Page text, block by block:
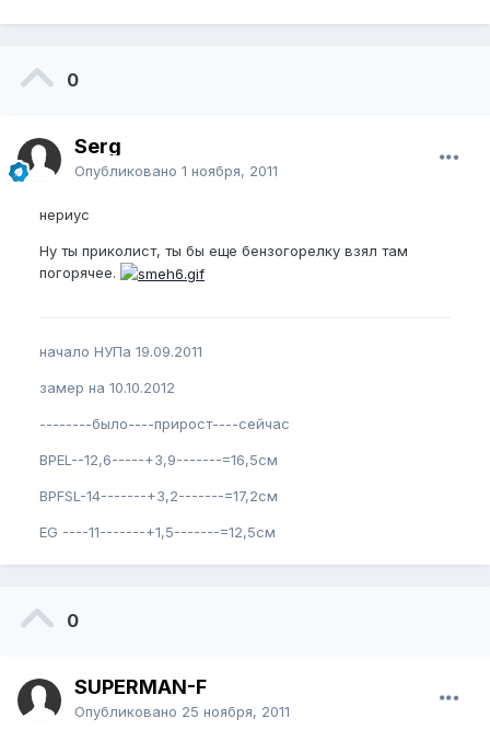
0
Serg
Опубликовано 1 ноября, 2011
нериус
Ну ты приколист, ты бы еще бензогорелку взял там
погорячее.
начало НУПа 19.09.2011
замер на 10.10.2012
--------было----прирост----сейчас
BPEL--12,6-----+3,9-------=16,5см
BPFSL-14-------+3,2-------=17,2см
EG ----11-------+1,5-------=12,5см
0
SUPERMAN-F
Опубликовано 25 ноября, 2011